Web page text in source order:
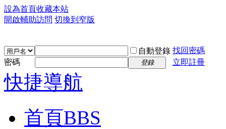
設為首頁收藏本站
開啟輔助訪問 切換到窄版
自動登錄 找回密碼
密碼
登錄 立即註冊
快捷導航
首頁BBS